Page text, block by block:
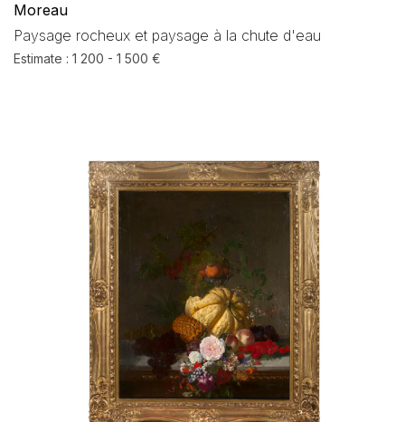
Moreau
Paysage rocheux et paysage à la chute d'eau
Estimate : 1 200 - 1 500 €